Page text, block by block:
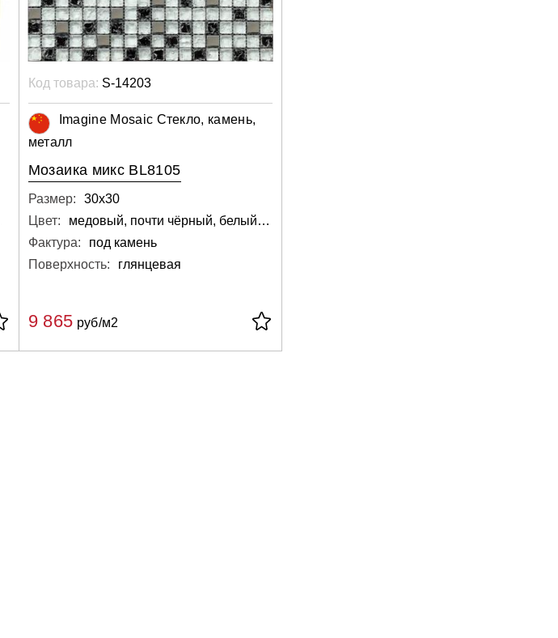
Код товара: S-14203
Imagine Mosaic Стекло, камень,
металл
Мозаика микс BL8105
Размер:
30х30
Цвет:
медовый, почти чёрный, белый, светло-серый
Фактура:
под камень
Поверхность:
глянцевая
9 865 руб/м2